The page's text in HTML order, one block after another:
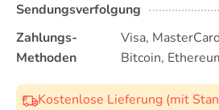
Sendungsverfolgung
Zahlungs-
Methoden
Visa,
Bitcoin,
Kostenlose Lieferung (mit